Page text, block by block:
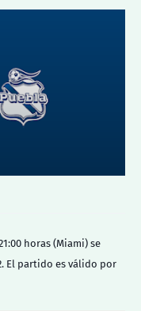
horas (Miami) se
El partido es válido por